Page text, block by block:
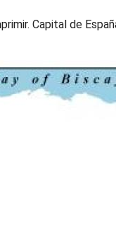
Capital de